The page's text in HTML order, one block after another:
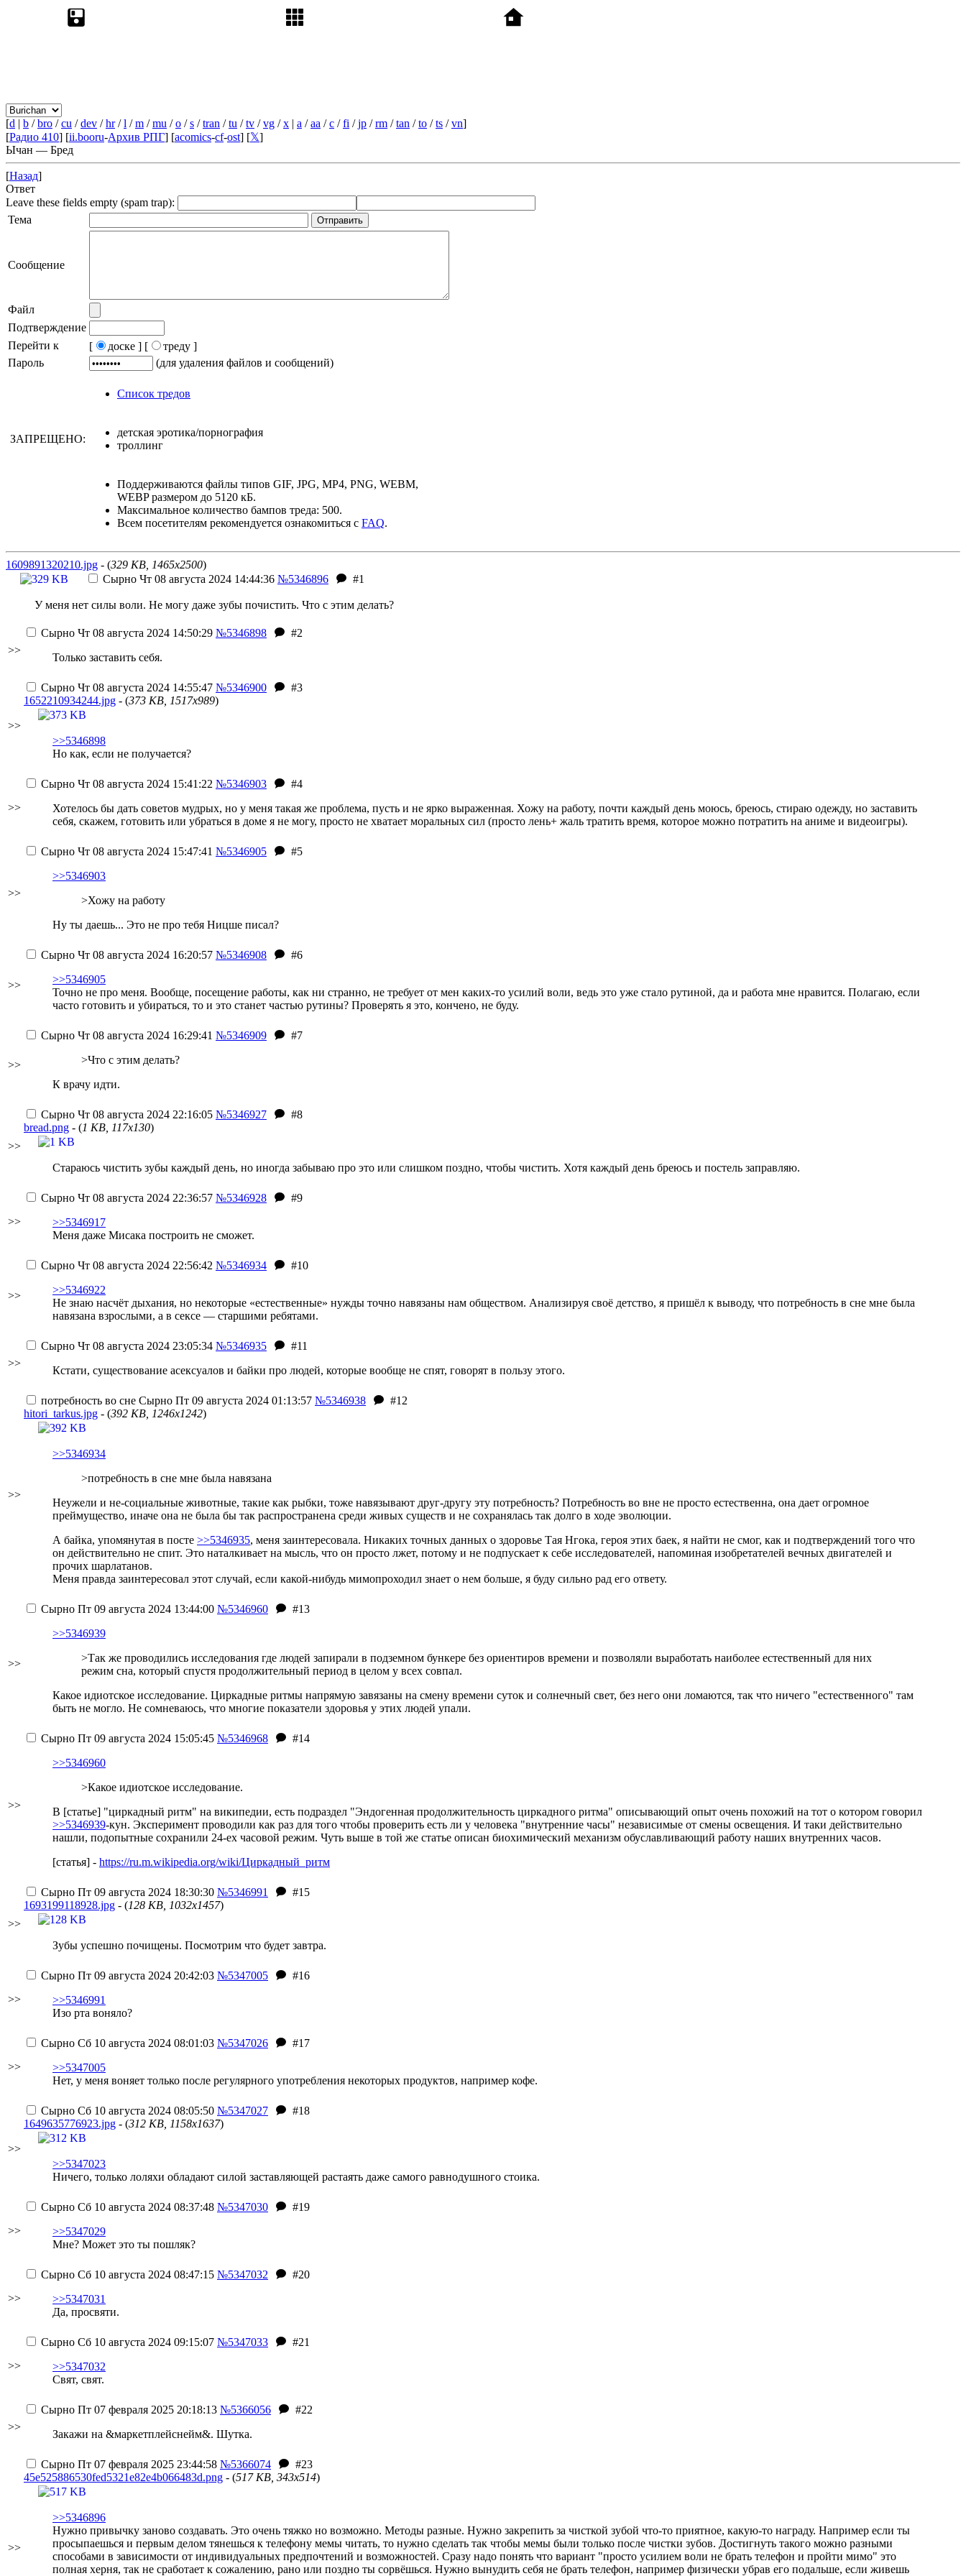
[d | b /bro /cu /dev /hr/l /m /mu /o /s /tran /tu /tv /vg /x | a /aa /c /fi /jp /rm /tan /to /ts /vn]
[Радио 410] [ii.booru-Архив РПГ] [acomics-cf-ost] [𝕏]
Ычан — Бред
[Назад]
Ответ
Leave these fields empty (spam trap):
Тема
Сообщение
Файл
Подтверждение
Перейти к
[ доске ] [
треду ]
Пароль
(для удаления файлов и сообщений)
Список тредов
ЗАПРЕЩЕНО:
детская эротика/порнография
троллинг
Поддерживаются файлы типов GIF, JPG, MP4, PNG, WEBM,
WEBP размером до 5120 кБ.
Максимальное количество бампов треда: 500.
Всем посетителям рекомендуется ознакомиться с FAQ.
1609891320210.jpg - (329 KB, 1465x2500)
Сырно Чт 08 августа 2024 14:44:36 №5346896 #1
У меня нет силы воли. Не могу даже зубы почистить. Что с этим делать?
>>
Сырно Чт 08 августа 2024 14:50:29 №5346898
#2
Только заставить себя.
>>
Сырно Чт 08 августа 2024 14:55:47 №5346900
#3
1652210934244.jpg - (373 KB, 1517x989)
>>5346898
Но как, если не получается?
>>
Сырно Чт 08 августа 2024 15:41:22 №5346903
#4
Хотелось бы дать советов мудрых, но у меня такая же проблема, пусть и не ярко выраженная. Хожу на работу, почти каждый день моюсь, бреюсь, стираю одежду, но заставить
себя, скажем, готовить или убраться в доме я не могу, просто не хватает моральных сил (просто лень+ жаль тратить время, которое можно потратить на аниме и видеоигры).
>>
Сырно Чт 08 августа 2024 15:47:41 №5346905
#5
>>5346903
>Хожу на работу
Ну ты даешь... Это не про тебя Ницше писал?
>>
Сырно Чт 08 августа 2024 16:20:57 №5346908
#6
>>5346905
Точно не про меня. Вообще, посещение работы, как ни странно, не требует от мен каких-то усилий воли, ведь это уже стало рутиной, да и работа мне нравится. Полагаю, если
часто готовить и убираться, то и это станет частью рутины? Проверять я это, кончено, не буду.
>>
Сырно Чт 08 августа 2024 16:29:41 №5346909
#7
>Что с этим делать?
К врачу идти.
>>
Сырно Чт 08 августа 2024 22:16:05 №5346927
#8
bread.png - (1 KB, 117x130)
Стараюсь чистить зубы каждый день, но иногда забываю про это или слишком поздно, чтобы чистить. Хотя каждый день бреюсь и постель заправляю.
>>
Сырно Чт 08 августа 2024 22:36:57 №5346928
#9
>>5346917
Меня даже Мисака построить не сможет.
>>
Сырно Чт 08 августа 2024 22:56:42 №5346934
#10
>>5346922
Не знаю насчёт дыхания, но некоторые «естественные» нужды точно навязаны нам обществом. Анализируя своё детство, я пришёл к выводу, что потребность в сне мне была
навязана взрослыми, а в сексе — старшими ребятами.
>>
Сырно Чт 08 августа 2024 23:05:34 №5346935
#11
Кстати, существование асексуалов и байки про людей, которые вообще не спят, говорят в пользу этого.
>>
потребность во сне Сырно Пт 09 августа 2024 01:13:57 №5346938
#12
hitori_tarkus.jpg - (392 KB, 1246x1242)
>>5346934
>потребность в сне мне была навязана
Неужели и не-социальные животные, такие как рыбки, тоже навязывают друг-другу эту потребность? Потребность во вне не просто естественна, она дает огромное
преймущество, иначе она не была бы так распространена среди живых существ и не сохранялась так долго в ходе эволюции.
А байка, упомянутая в посте >>5346935, меня заинтересовала. Никаких точных данных о здоровье Тая Нгока, героя этих баек, я найти не смог, как и подтверждений того что
он действительно не спит. Это наталкивает на мысль, что он просто лжет, потому и не подпускает к себе исследователей, напоминая изобретателей вечных двигателей и
прочих шарлатанов.
Меня правда заинтересовал этот случай, если какой-нибудь мимопроходил знает о нем больше, я буду сильно рад его ответу.
>>
Сырно Пт 09 августа 2024 13:44:00 №5346960
#13
>>5346939
>Так же проводились исследования где людей запирали в подземном бункере без ориентиров времени и позволяли выработать наиболее естественный для них
режим сна, который спустя продолжительный период в целом у всех совпал.
Какое идиотское исследование. Циркадные ритмы напрямую завязаны на смену времени суток и солнечный свет, без него они ломаются, так что ничего "естественного" там
быть не могло. Не сомневаюсь, что многие показатели здоровья у этих людей упали.
>>
Сырно Пт 09 августа 2024 15:05:45 №5346968
#14
>>5346960
>Какое идиотское исследование.
В [статье] "циркадный ритм" на википедии, есть подраздел "Эндогенная продолжительность циркадного ритма" описывающий опыт очень похожий на тот о котором говорил
>>5346939-кун. Эксперимент проводили как раз для того чтобы проверить есть ли у человека "внутренние часы" независимые от смены освещения. И таки действительно
нашли, подопытные сохранили 24-ех часовой режим. Чуть выше в той же статье описан биохимический механизм обуславливающий работу наших внутренних часов.
[статья] - https://ru.m.wikipedia.org/wiki/Циркадный_ритм
>>
Сырно Пт 09 августа 2024 18:30:30 №5346991
#15
1693199118928.jpg - (128 KB, 1032x1457)
Зубы успешно почищены. Посмотрим что будет завтра.
>>
Сырно Пт 09 августа 2024 20:42:03 №5347005
#16
>>5346991
Изо рта воняло?
>>
Сырно Сб 10 августа 2024 08:01:03 №5347026
#17
>>5347005
Нет, у меня воняет только после регулярного употребления некоторых продуктов, например кофе.
>>
Сырно Сб 10 августа 2024 08:05:50 №5347027
#18
1649635776923.jpg - (312 KB, 1158x1637)
>>5347023
Ничего, только лоляхи обладают силой заставляющей растаять даже самого равнодушного стоика.
>>
Сырно Сб 10 августа 2024 08:37:48 №5347030
#19
>>5347029
Мне? Может это ты пошляк?
>>
Сырно Сб 10 августа 2024 08:47:15 №5347032
#20
>>5347031
Да, просвяти.
>>
Сырно Сб 10 августа 2024 09:15:07 №5347033
#21
>>5347032
Свят, свят.
>>
Сырно Пт 07 февраля 2025 20:18:13 №5366056
#22
Закажи на &маркетплейснейм&. Шутка.
>>
Сырно Пт 07 февраля 2025 23:44:58 №5366074
#23
45e525886530fed5321e82e4b066483d.png - (517 KB, 343x514)
>>5346896
Нужно привычку заново создавать. Это очень тяжко но возможно. Методы разные. Нужно закрепить за чисткой зубой что-то приятное, какую-то награду. Например если ты
просыпаешься и первым делом тянешься к телефону мемы читать, то нужно сделать так чтобы мемы были только после чистки зубов. Достигнуть такого можно разными
способами в зависимости от индивидуальных предпочтений и возможностей. Сразу надо понять что вариант "просто усилием воли не брать телефон и пройти мимо" это
полная херня, так не сработает к сожалению, рано или поздно ты сорвёшься. Нужно вынудить себя не брать телефон, например физически убрав его подальше, если живешь